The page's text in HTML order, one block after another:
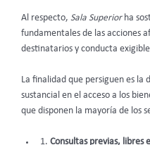
Al respecto, Sala Superiorha
fundamentales de las acciones
destinatarios y conducta exigible
La finalidad que persiguen es la
sustancial en el acceso a los
que disponen la mayoría de los
Consultas previas, libres